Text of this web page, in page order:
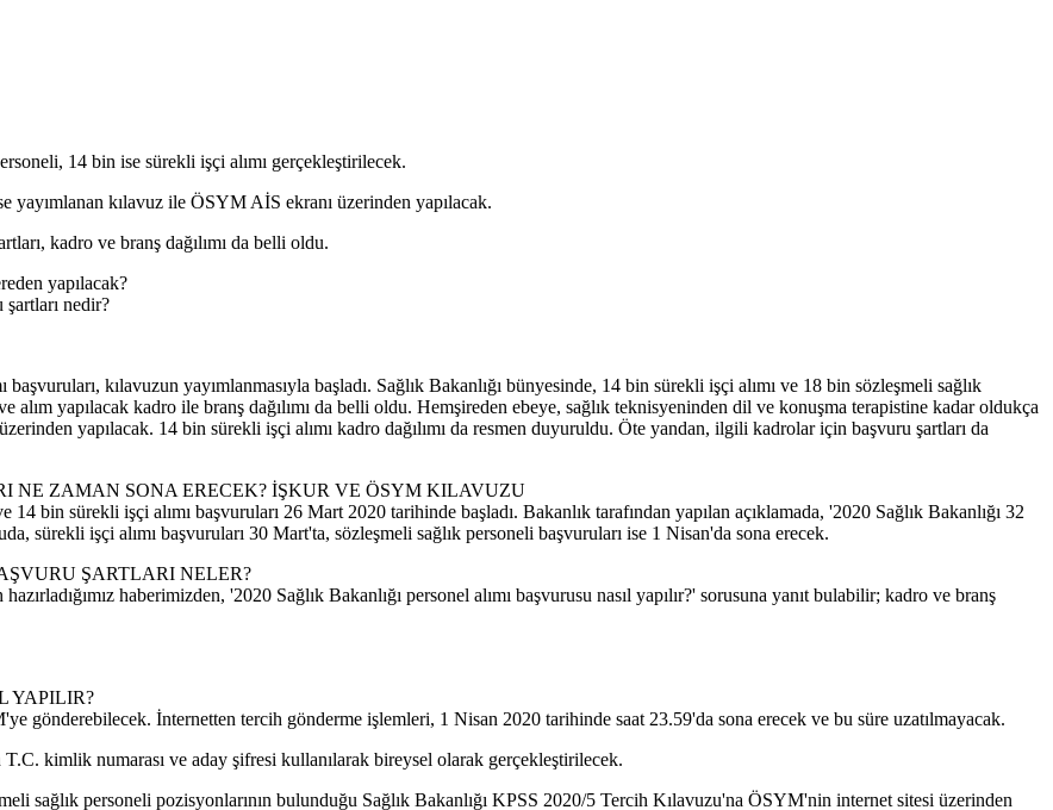
14 bin ise sürekli işçi alımı gerçekleştirilecek.
yayımlanan kılavuz ile ÖSYM AİS ekranı üzerinden yapılacak.
kadro ve branş dağılımı da belli oldu.
yapılacak?
şartları nedir?
kılavuzun yayımlanmasıyla başladı. Sağlık Bakanlığı bünyesinde, 14 bin sürekli işçi alımı ve 18 bin sözleşmeli sağlık
alım yapılacak kadro ile branş dağılımı da belli oldu. Hemşireden ebeye, sağlık teknisyeninden dil ve konuşma terapistine kadar oldukça
yapılacak. 14 bin sürekli işçi alımı kadro dağılımı da resmen duyuruldu. Öte yandan, ilgili kadrolar için başvuru şartları da
ZAMAN SONA ERECEK? İŞKUR VE ÖSYM KILAVUZU
bin sürekli işçi alımı başvuruları 26 Mart 2020 tarihinde başladı. Bakanlık tarafından yapılan açıklamada, '2020 Sağlık Bakanlığı 32
sürekli işçi alımı başvuruları 30 Mart'ta, sözleşmeli sağlık personeli başvuruları ise 1 Nisan'da sona erecek.
ŞARTLARI NELER?
haberimizden, '2020 Sağlık Bakanlığı personel alımı başvurusu nasıl yapılır?' sorusuna yanıt bulabilir; kadro ve branş
YAPILIR?
gönderebilecek. İnternetten tercih gönderme işlemleri, 1 Nisan 2020 tarihinde saat 23.59'da sona erecek ve bu süre uzatılmayacak.
kimlik numarası ve aday şifresi kullanılarak bireysel olarak gerçekleştirilecek.
sağlık personeli pozisyonlarının bulunduğu Sağlık Bakanlığı KPSS 2020/5 Tercih Kılavuzu'na ÖSYM'nin internet sitesi üzerinden